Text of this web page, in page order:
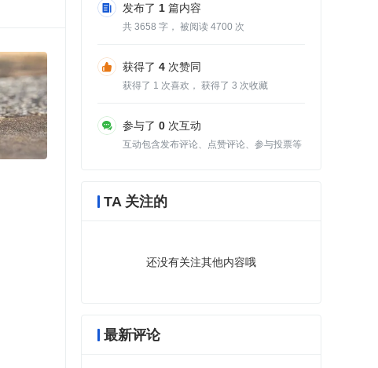
发布了 1 篇内容
共 3658 字， 被阅读 4700 次
获得了 4 次赞同
获得了 1 次喜欢， 获得了 3 次收藏
参与了 0 次互动
互动包含发布评论、点赞评论、参与投票等
TA 关注的
还没有关注其他内容哦
最新评论